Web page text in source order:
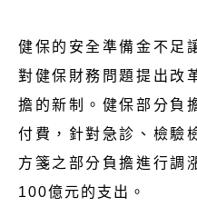
健保的安全準備金不足
對健保財務問題提出改
擔的新制。健保部分負
付費，針對急診、檢驗
方箋之部分負擔進行調
100億元的支出。